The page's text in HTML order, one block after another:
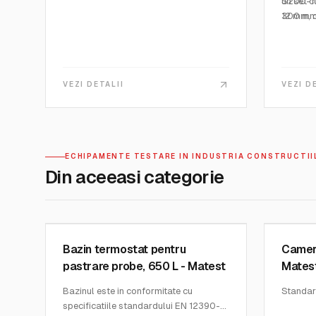
VEZI DETALII
12 mm,
300
VEZI
ECHIPAMENTE TESTARE IN INDUSTRIA
Din aceeasi categorie
Bazin termostat pentru
pastrare probe, 650 L - Matest
Bazinul este in conformitate cu
specificatiile standardului EN 12390-2